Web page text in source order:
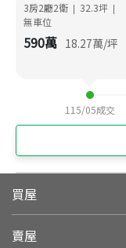
3房2廳2衛 | 32.3坪 |
無車位
590萬 18.27萬/坪
115/05成交
買屋
賣屋